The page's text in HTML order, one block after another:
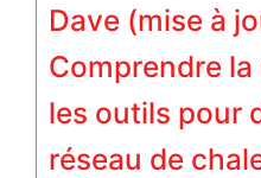
Dave (mise à
Comprendre
les outils pour
réseau de